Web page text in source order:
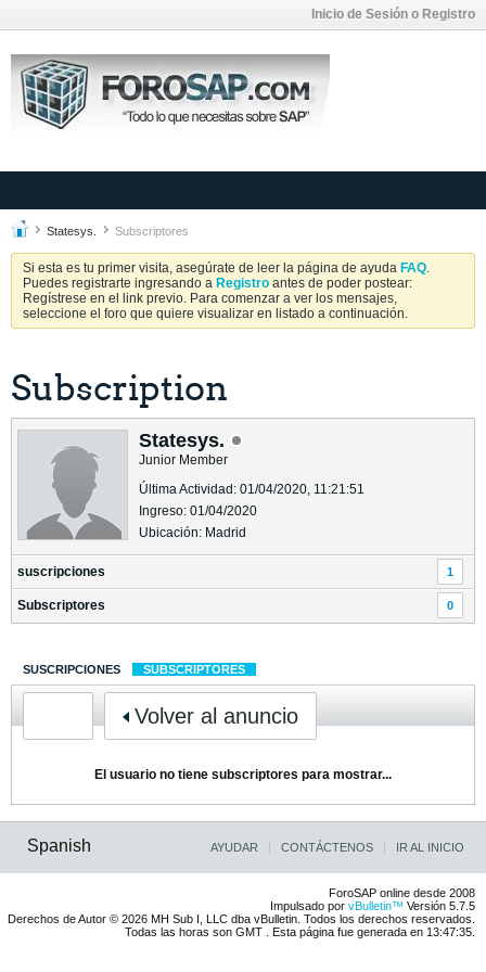
Inicio de Sesión o Registro
Statesys. Subscriptores
Si esta es tu primer visita, asegúrate de leer la página de ayuda FAQ.
Puedes registrarte ingresando a Registro antes de poder postear:
Regístrese en el link previo. Para comenzar a ver los mensajes,
seleccione el foro que quiere visualizar en listado a continuación.
Subscription
Statesys.
Junior Member
Última Actividad: 01/04/2020, 11:21:51
Ingreso: 01/04/2020
Ubicación: Madrid
suscripciones 1
Subscriptores 0
SUSCRIPCIONES SUBSCRIPTORES
Volver al anuncio
El usuario no tiene subscriptores para mostrar...
Spanish AYUDAR CONTÁCTENOS IR AL INICIO
ForoSAP online desde 2008
Impulsado por vBulletin™ Versión 5.7.5
Derechos de Autor © 2026 MH Sub I, LLC dba vBulletin. Todos los derechos reservados.
Todas las horas son GMT . Esta página fue generada en 13:47:35.